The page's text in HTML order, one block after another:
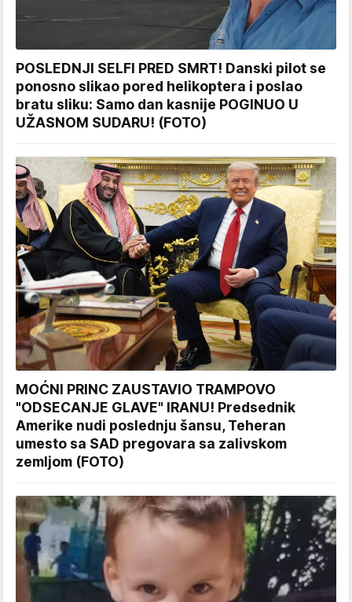
POSLEDNJI SELFI PRED SMRT! Danski pilot se
ponosno slikao pored helikoptera i poslao
bratu sliku: Samo dan kasnije POGINUO U
UŽASNOM SUDARU! (FOTO)
MOĆNI PRINC ZAUSTAVIO TRAMPOVO
"ODSECANJE GLAVE" IRANU! Predsednik
Amerike nudi poslednju šansu, Teheran
umesto sa SAD pregovara sa zalivskom
zemljom (FOTO)